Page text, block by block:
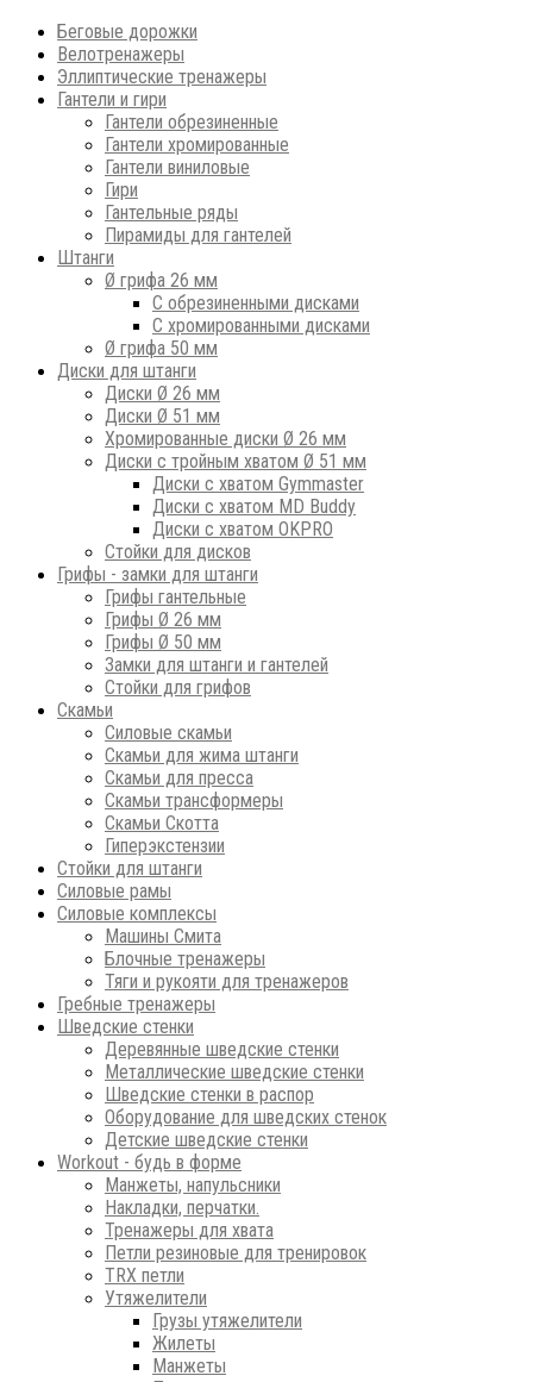
Беговые дорожки
Велотренажеры
Эллиптические тренажеры
Гантели и гири
Гантели обрезиненные
Гантели хромированные
Гантели виниловые
Гири
Гантельные ряды
Пирамиды для гантелей
Штанги
Ø грифа 26 мм
С обрезиненными дисками
С хромированными дисками
Ø грифа 50 мм
Диски для штанги
Диски Ø 26 мм
Диски Ø 51 мм
Хромированные диски Ø 26 мм
Диски с тройным хватом Ø 51 мм
Диски с хватом Gymmaster
Диски с хватом MD Buddy
Диски с хватом OKPRO
Стойки для дисков
Грифы - замки для штанги
Грифы гантельные
Грифы Ø 26 мм
Грифы Ø 50 мм
Замки для штанги и гантелей
Стойки для грифов
Скамьи
Силовые скамьи
Скамьи для жима штанги
Скамьи для пресса
Скамьи трансформеры
Скамьи Скотта
Гиперэкстензии
Стойки для штанги
Силовые рамы
Силовые комплексы
Машины Смита
Блочные тренажеры
Тяги и рукояти для тренажеров
Гребные тренажеры
Шведские стенки
Деревянные шведские стенки
Металлические шведские стенки
Шведские стенки в распор
Оборудование для шведских стенок
Детские шведские стенки
Workout - будь в форме
Манжеты, напульсники
Накладки, перчатки.
Тренажеры для хвата
Петли резиновые для тренировок
ТRХ петли
Утяжелители
Грузы утяжелители
Жилеты
Манжеты